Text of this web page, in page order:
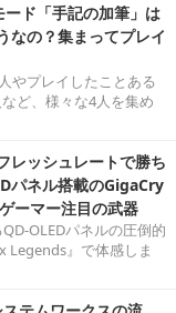
ド「手記の加筆」は
の？集まってプレイ
やプレイしたことある
ど、様々な4人を集め
レッシュレートで勝ち
パネル搭載のGigaCry
ーマー注目の武器
QD-OLEDパネルの圧倒的
Legends』で体感しま